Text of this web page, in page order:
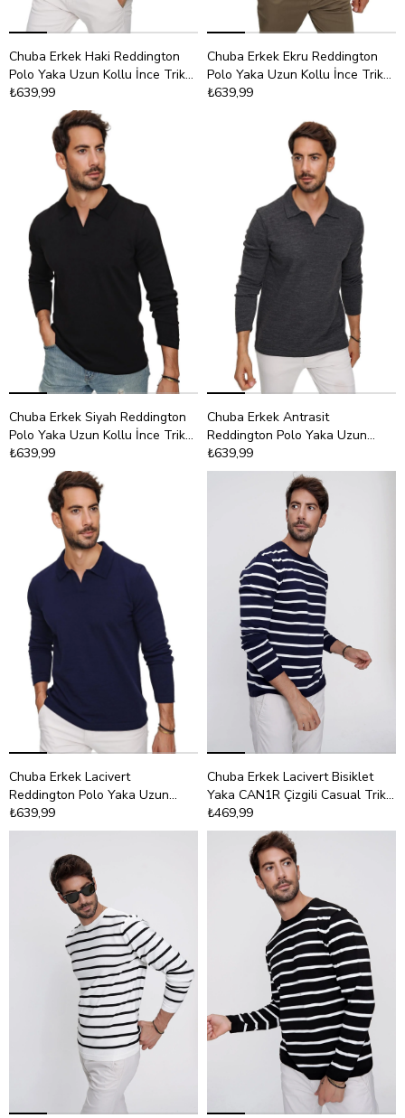
Chuba Erkek Haki Reddington
Polo Yaka Uzun Kollu İnce Triko
Kazak 22W403
₺639,99
Chuba Erkek Ekru Reddington
Polo Yaka Uzun Kollu İnce Triko
Kazak 22W403
₺639,99
Chuba Erkek Siyah Reddington
Polo Yaka Uzun Kollu İnce Triko
Kazak 22W403
₺639,99
Chuba Erkek Antrasit
Reddington Polo Yaka Uzun
Kollu İnce Triko Kazak 22W403
₺639,99
Chuba Erkek Lacivert
Reddington Polo Yaka Uzun
Kollu İnce Triko Kazak 22W403
₺639,99
Chuba Erkek Lacivert Bisiklet
Yaka CAN1R Çizgili Casual Triko
Kazak 22WM101
₺469,99